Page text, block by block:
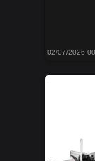
02/07/2026